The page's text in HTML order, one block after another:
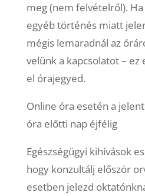
meg (nem felvételről).
egyéb történés miatt
mégis lemaradnál az
velünk a kapcsolatot –
el órajegyed.
Online óra esetén a
óra előtti nap éjfélig
Egészségügyi kihívások
hogy konzultálj először
esetben jelezd